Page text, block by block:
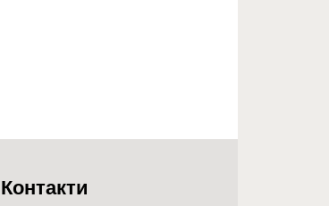
Контакти